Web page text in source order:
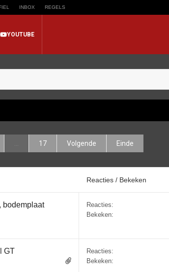
INBOX REGELS
YOUTUBE
17 Volgende Einde
Reacties / Bekeken
bodemplaat
Reacties:
Bekeken:
GT Reacties:
Bekeken: